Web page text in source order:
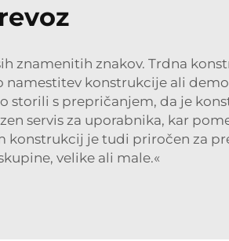
znamenitih znakov. Trdna
konstrukcije ali
s prepričanjem, da je
servis za uporabnika, kar
konstrukcij je tudi priročen za
velike ali male.«